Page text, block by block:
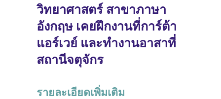
วิทยาศาสตร์ สาขาภาษา
อังกฤษ เคยฝึกงานที่การ์ต้า
แอร์เวย์ และทำงานอาสาที่
สถานีจตุจักร
รายละเอียดเพิ่มเติม